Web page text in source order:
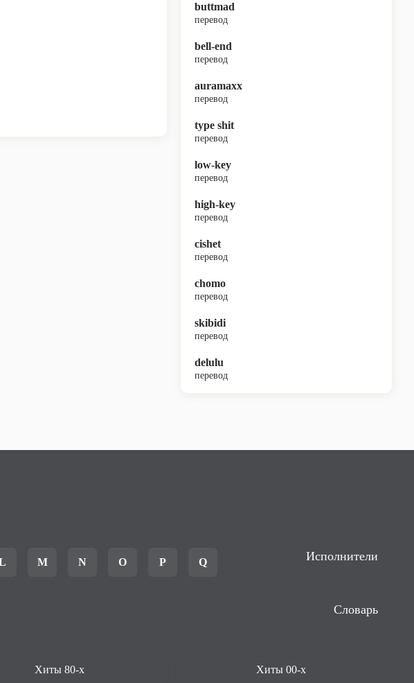
buttmad
перевод
bell-end
перевод
auramaxx
перевод
type shit
перевод
low-key
перевод
high-key
перевод
cishet
перевод
chomo
перевод
skibidi
перевод
delulu
перевод
M N O P Q Исполнители
Словарь
Хиты 80-х Хиты 00-х